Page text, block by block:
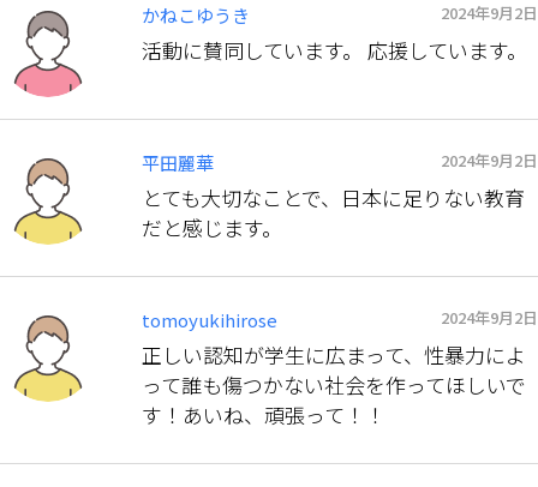
かねこゆうき 2024年9月2日
活動に賛同しています。 応援しています。
平田麗華 2024年9月2日
とても大切なことで、日本に足りない教育
だと感じます。
tomoyukihirose 2024年9月2日
正しい認知が学生に広まって、性暴力によ
って誰も傷つかない社会を作ってほしいで
す！あいね、頑張って！！